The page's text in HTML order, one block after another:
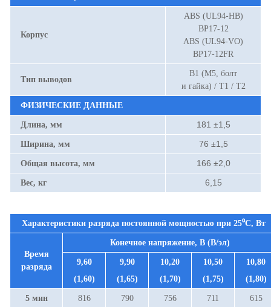
Корпус
ABS (UL94-HB)
BP17-12
ABS (UL94-VO)
BP17-12FR
Тип выводов
B1 (М5, болт
и гайка) / Т1 / Т2
ФИЗИЧЕСКИЕ ДАННЫЕ
Длина, мм 181 ±1,5
Ширина, мм 76 ±1,5
Общая высота, мм 166 ±2,0
Вес, кг 6,15
Характеристики разряда постоянной мощностью при 25⁰С, Вт
Время
разряда
Конечное напряжение, В (В/эл)
9,60
(1,60)
9,90
(1,65)
10,20
(1,70)
10,50
(1,75)
10,80
(1,80)
5 мин 816 790 756 711 615